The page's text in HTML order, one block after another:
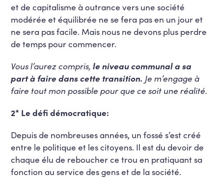
et de capitalisme à outrance vers une société
modérée et équilibrée ne se fera pas en un jour et
ne sera pas facile. Mais nous ne devons plus perdre
de temps pour commencer.
Vous l’aurez compris,le niveau communal a sa
part à faire dans cette transition. Je m’engage à
faire tout mon possible pour que ce soit une réalité.
2* Le défi démocratique:
Depuis de nombreuses années, un fossé s’est créé
entre le politique et les citoyens. Il est du devoir de
chaque élu de reboucher ce trou en pratiquant sa
fonction au service des gens et de la société.